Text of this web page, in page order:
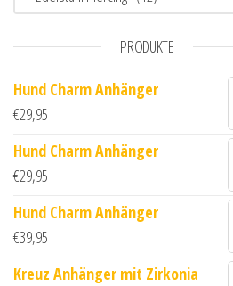
PRODUKTE
Hund Charm Anhänger
€29,95
Hund Charm Anhänger
€29,95
Hund Charm Anhänger
€39,95
Kreuz Anhänger mit Zirkonia